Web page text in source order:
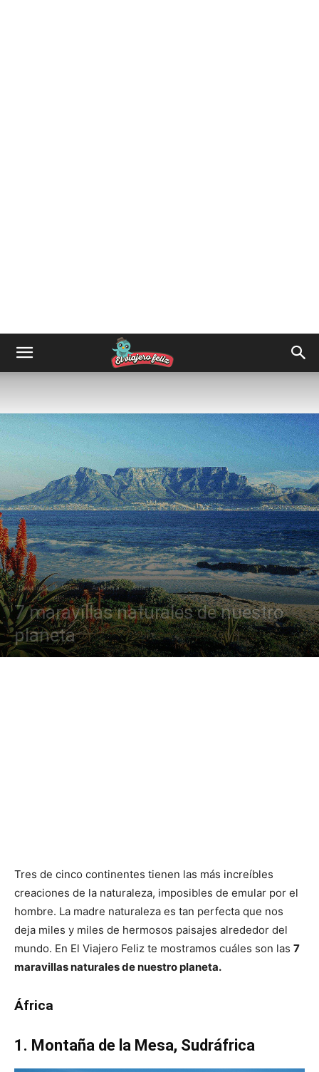
Destinos África América Asia
7 maravillas naturales de nuestro
planeta
Tres de cinco continentes tienen las más increíbles
creaciones de la naturaleza, imposibles de emular por el
hombre. La madre naturaleza es tan perfecta que nos
deja miles y miles de hermosos paisajes alrededor del
mundo. En El Viajero Feliz te mostramos cuáles son las 7
maravillas naturales de nuestro planeta.
África
1. Montaña de la Mesa, Sudráfrica